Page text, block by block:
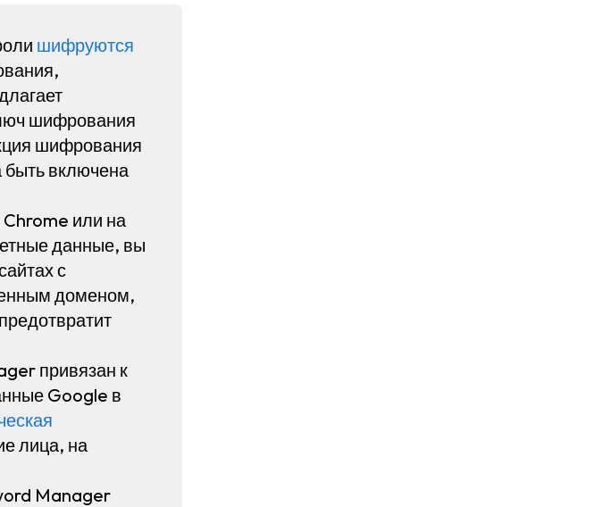
шифруются
шифрования
шифрования
включена
Chrome или на
данные, вы
с
доменом,
привязан к
Google в
лица, на
Manager